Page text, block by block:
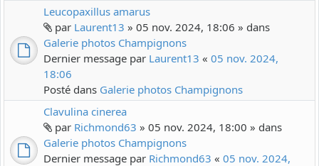
Leucopaxillus amarus
par Laurent13 » 05 nov. 2024, 18:06 » dans
Galerie photos Champignons
Dernier message par Laurent13 « 05 nov. 2024,
18:06
Posté dans Galerie photos Champignons
Clavulina cinerea
par Richmond63 » 05 nov. 2024, 18:00 » dans
Galerie photos Champignons
Dernier message par Richmond63 « 05 nov. 2024,